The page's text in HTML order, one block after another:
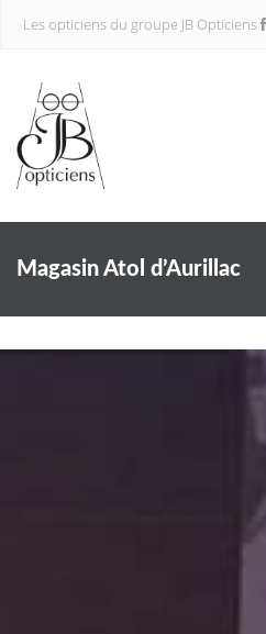
Les opticiens du groupe JB Opticiens
Magasin Atol d’Aurillac